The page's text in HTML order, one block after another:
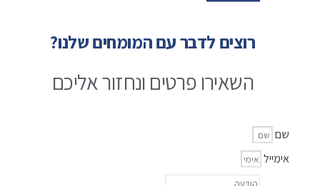
רוצים לדבר עם המומחים שלנו?
השאירו פרטים ונחזור אליכם
שם
אימייל